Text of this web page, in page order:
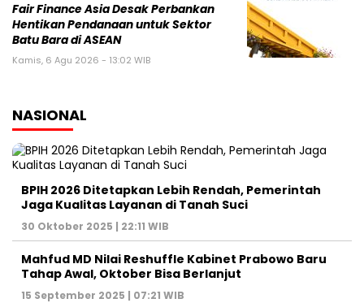
Fair Finance Asia Desak Perbankan
Hentikan Pendanaan untuk Sektor
Batu Bara di ASEAN
Kamis, 6 Agu 2026 - 13:02 WIB
NASIONAL
BPIH 2026 Ditetapkan Lebih Rendah, Pemerintah
Jaga Kualitas Layanan di Tanah Suci
30 Oktober 2025 | 22:11 WIB
Mahfud MD Nilai Reshuffle Kabinet Prabowo Baru
Tahap Awal, Oktober Bisa Berlanjut
15 September 2025 | 07:21 WIB